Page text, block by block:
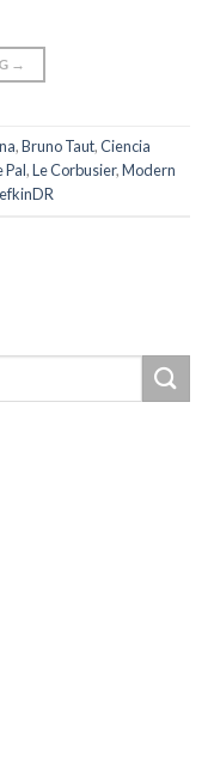
→
,Bruno Taut,Ciencia
Pal,Le Corbusier,Modern